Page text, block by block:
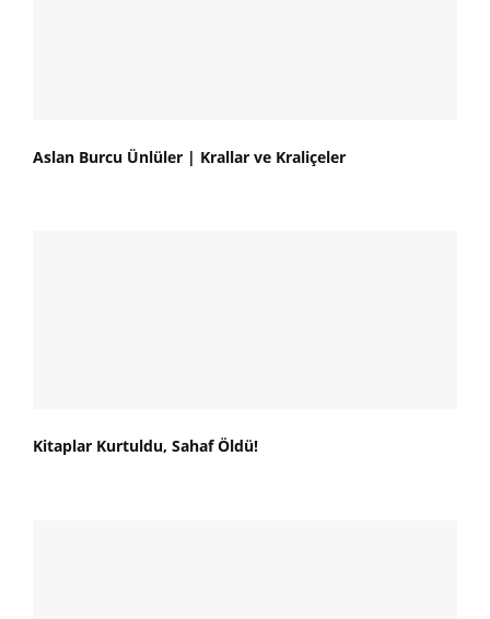
Aslan Burcu Ünlüler | Krallar ve Kraliçeler
Kitaplar Kurtuldu, Sahaf Öldü!